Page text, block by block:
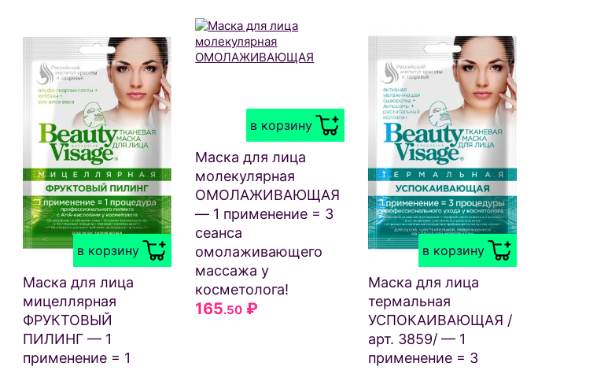
в корзину
Маска для лица
мицеллярная
ФРУКТОВЫЙ
ПИЛИНГ — 1
применение = 1
в корзину
Маска для лица
молекулярная
ОМОЛАЖИВАЮЩАЯ
— 1 применение = 3
сеанса
омолаживающего
массажа у
косметолога!
165.50 ₽
в корзину
Маска для лица
термальная
УСПОКАИВАЮЩАЯ /
арт. 3859/ — 1
применение = 3